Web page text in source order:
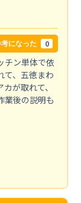
になった 0
チン単体で依
て、五徳まわ
が取れて、
業後の説明も